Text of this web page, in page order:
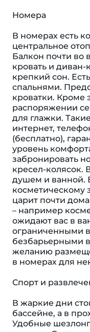
Номера
В номерах есть
центральное
Балкон почти во
кровать и диван-
крепкий сон.
спальнями.
кроватки. Кроме
распоряжении
для глажки.
интернет,
(бесплатно),
уровень
забронировать
кресел-
душем и ванной.
косметическому
царит почти
– например
ожидают вас в
ограниченными
безбарьерными
желанию
в номерах для
Спорт и
В жаркие дни
бассейне, а в
Удобные